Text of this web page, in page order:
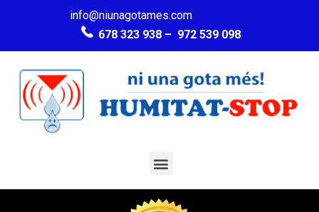
info@niunagotames.com
678 323 938 – 972 539 098